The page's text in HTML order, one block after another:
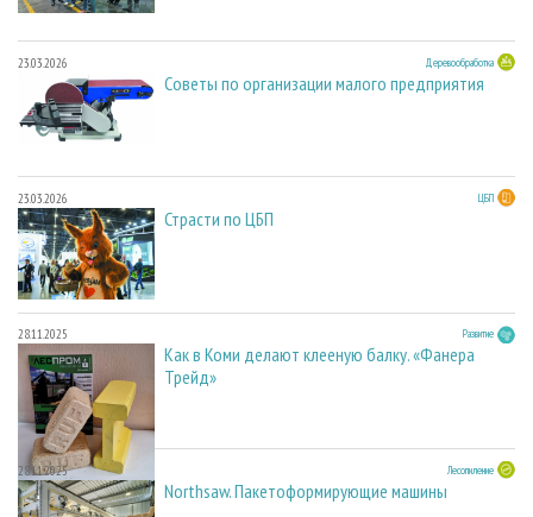
23.03.2026 Деревообработка
Советы по организации малого предприятия
23.03.2026 ЦБП
Страсти по ЦБП
28.11.2025 Развитие
Как в Коми делают клееную балку. «Фанера
Трейд»
28.11.2025 Лесопиление
Northsaw. Пакетоформирующие машины